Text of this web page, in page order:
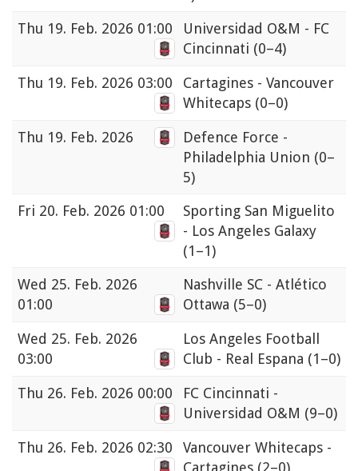
Thu 19. Feb. 2026 01:00
Universidad O&M - FC
Cincinnati (0–4)
Thu 19. Feb. 2026 03:00
Cartagines - Vancouver
Whitecaps (0–0)
Thu 19. Feb. 2026
Defence Force -
Philadelphia Union (0–
5)
Fri 20. Feb. 2026 01:00
Sporting San Miguelito
- Los Angeles Galaxy
(1–1)
Wed 25. Feb. 2026
01:00
Nashville SC - Atlético
Ottawa (5–0)
Wed 25. Feb. 2026
03:00
Los Angeles Football
Club - Real Espana (1–0)
Thu 26. Feb. 2026 00:00
FC Cincinnati -
Universidad O&M (9–0)
Thu 26. Feb. 2026 02:30
Vancouver Whitecaps -